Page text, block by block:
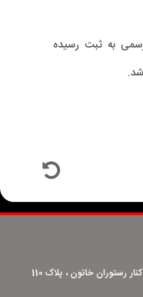
به ثبت رسیده
خاتون ، پلاک 110